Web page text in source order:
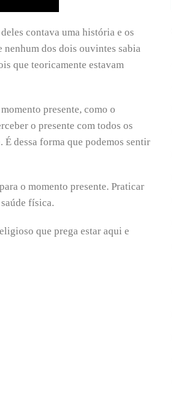
contava uma história e os
nenhum dos dois ouvintes sabia
que teoricamente estavam
presente, como o
o presente com todos os
dessa forma que podemos sentir
o momento presente. Praticar
física.
que prega estar aqui e